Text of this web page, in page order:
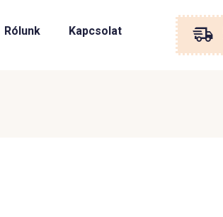
Rólunk Kapcsolat